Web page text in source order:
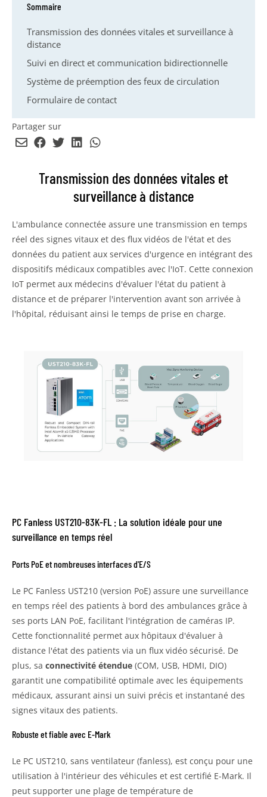
Sommaire
Transmission des données vitales et surveillance à
distance
Suivi en direct et communication bidirectionnelle
Système de préemption des feux de circulation
Formulaire de contact
Partager sur
Envoyer
email
Partager
Facebook
Partager
Twitter
Partager
LinkedIn
Partager
WhatsApp
Transmission des données vitales et
surveillance à distance
L'ambulance connectée assure une transmission en temps
réel des signes vitaux et des flux vidéos de l'état et des
données du patient aux services d'urgence en intégrant des
dispositifs médicaux compatibles avec l'IoT. Cette connexion
IoT permet aux médecins d'évaluer l'état du patient à
distance et de préparer l'intervention avant son arrivée à
l'hôpital, réduisant ainsi le temps de prise en charge.
PC Fanless UST210-83K-FL : La solution idéale pour une
surveillance en temps réel
Ports PoE et nombreuses interfaces d'E/S
Le PC Fanless UST210 (version PoE) assure une surveillance
en temps réel des patients à bord des ambulances grâce à
ses ports LAN PoE, facilitant l'intégration de caméras IP.
Cette fonctionnalité permet aux hôpitaux d'évaluer à
distance l'état des patients via un flux vidéo sécurisé. De
plus, sa connectivité étendue (COM, USB, HDMI, DIO)
garantit une compatibilité optimale avec les équipements
médicaux, assurant ainsi un suivi précis et instantané des
signes vitaux des patients.
Robuste et fiable avec E-Mark
Le PC UST210, sans ventilateur (fanless), est conçu pour une
utilisation à l'intérieur des véhicules et est certifié E-Mark. Il
peut supporter une plage de température de